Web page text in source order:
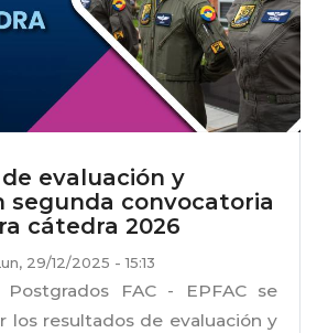
evaluación y
segunda convocatoria
cátedra 2026
29/12/2025 - 15:13
FAC - EPFAC se
los resultados de evaluación y